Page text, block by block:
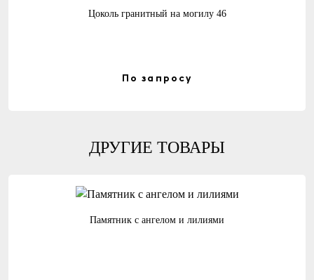
Цоколь гранитный на могилу 46
По запросу
ДРУГИЕ ТОВАРЫ
Памятник с ангелом и лилиями